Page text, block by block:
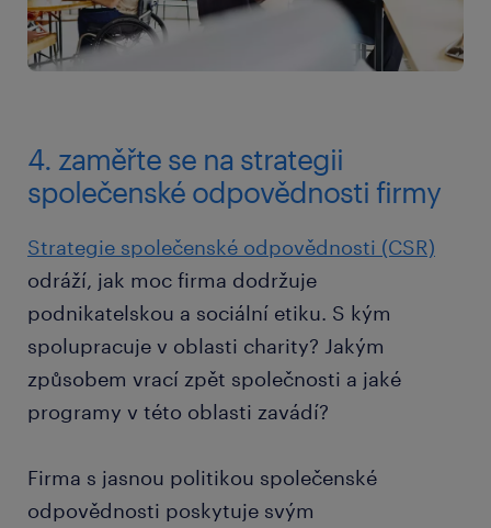
4. zaměřte se na strategii
společenské odpovědnosti firmy
Strategie společenské odpovědnosti (CSR)
odráží, jak moc firma dodržuje
podnikatelskou a sociální etiku. S kým
spolupracuje v oblasti charity? Jakým
způsobem vrací zpět společnosti a jaké
programy v této oblasti zavádí?
Firma s jasnou politikou společenské
odpovědnosti poskytuje svým